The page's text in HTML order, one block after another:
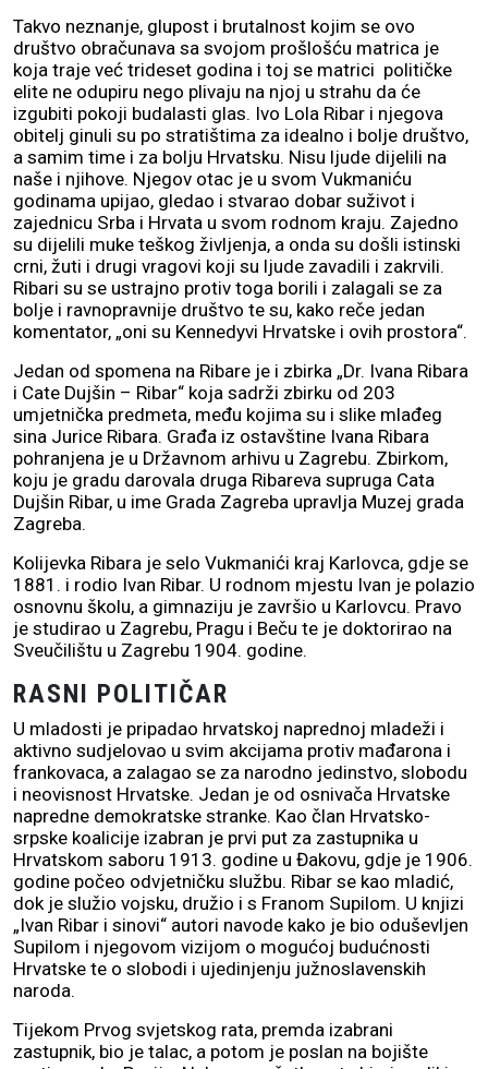
Takvo neznanje, glupost i brutalnost kojim se ovo
društvo obračunava sa svojom prošlošću matrica je
koja traje već trideset godina i toj se matrici političke
elite ne odupiru nego plivaju na njoj u strahu da će
izgubiti pokoji budalasti glas. Ivo Lola Ribar i njegova
obitelj ginuli su po stratištima za idealno i bolje društvo,
a samim time i za bolju Hrvatsku. Nisu ljude dijelili na
naše i njihove. Njegov otac je u svom Vukmaniću
godinama upijao, gledao i stvarao dobar suživot i
zajednicu Srba i Hrvata u svom rodnom kraju. Zajedno
su dijelili muke teškog življenja, a onda su došli istinski
crni, žuti i drugi vragovi koji su ljude zavadili i zakrvili.
Ribari su se ustrajno protiv toga borili i zalagali se za
bolje i ravnopravnije društvo te su, kako reče jedan
komentator, „oni su Kennedyvi Hrvatske i ovih prostora“.
Jedan od spomena na Ribare je i zbirka „Dr. Ivana Ribara
i Cate Dujšin – Ribar“ koja sadrži zbirku od 203
umjetnička predmeta, među kojima su i slike mlađeg
sina Jurice Ribara. Građa iz ostavštine Ivana Ribara
pohranjena je u Državnom arhivu u Zagrebu. Zbirkom,
koju je gradu darovala druga Ribareva supruga Cata
Dujšin Ribar, u ime Grada Zagreba upravlja Muzej grada
Zagreba.
Kolijevka Ribara je selo Vukmanići kraj Karlovca, gdje se
1881. i rodio Ivan Ribar. U rodnom mjestu Ivan je polazio
osnovnu školu, a gimnaziju je završio u Karlovcu. Pravo
je studirao u Zagrebu, Pragu i Beču te je doktorirao na
Sveučilištu u Zagrebu 1904. godine.
RASNI POLITIČAR
U mladosti je pripadao hrvatskoj naprednoj mladeži i
aktivno sudjelovao u svim akcijama protiv mađarona i
frankovaca, a zalagao se za narodno jedinstvo, slobodu
i neovisnost Hrvatske. Jedan je od osnivača Hrvatske
napredne demokratske stranke. Kao član Hrvatsko-
srpske koalicije izabran je prvi put za zastupnika u
Hrvatskom saboru 1913. godine u Đakovu, gdje je 1906.
godine počeo odvjetničku službu. Ribar se kao mladić,
dok je služio vojsku, družio i s Franom Supilom. U knjizi
„Ivan Ribar i sinovi“ autori navode kako je bio oduševljen
Supilom i njegovom vizijom o mogućoj budućnosti
Hrvatske te o slobodi i ujedinjenju južnoslavenskih
naroda.
Tijekom Prvog svjetskog rata, premda izabrani
zastupnik, bio je talac, a potom je poslan na bojište